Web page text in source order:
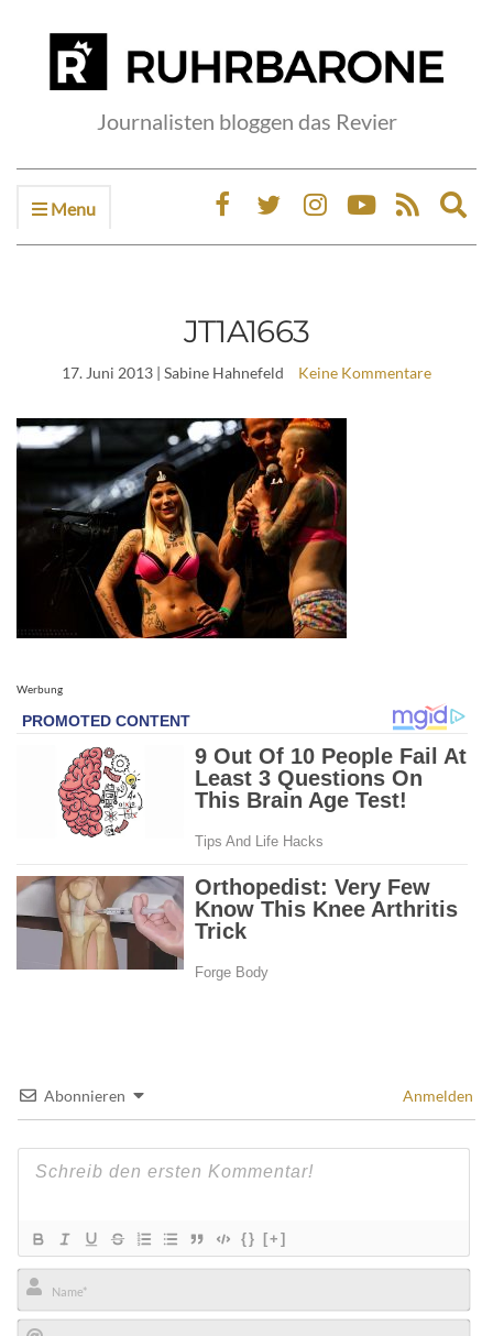
Journalisten bloggen das Revier
Menu
JT1A1663
17. Juni 2013 | Sabine Hahnefeld Keine Kommentare
Werbung
Abonnieren Anmelden
{} [+]
Name*